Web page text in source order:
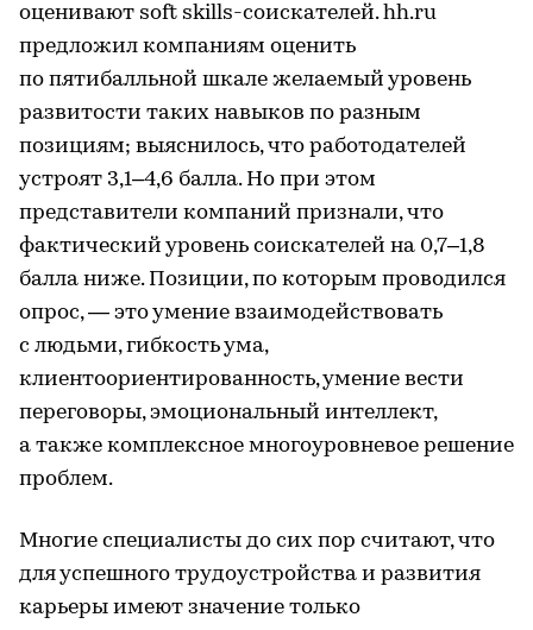
оценивают soft skills-соискателей. hh.ru
предложил компаниям оценить
по пятибалльной шкале желаемый уровень
развитости таких навыков по разным
позициям; выяснилось, что работодателей
устроят 3,1–4,6 балла. Но при этом
представители компаний признали, что
фактический уровень соискателей на 0,7–1,8
балла ниже. Позиции, по которым проводился
опрос, — это умение взаимодействовать
с людьми, гибкость ума,
клиентоориентированность, умение вести
переговоры, эмоциональный интеллект,
а также комплексное многоуровневое решение
проблем.
Многие специалисты до сих пор считают, что
для успешного трудоустройства и развития
карьеры имеют значение только